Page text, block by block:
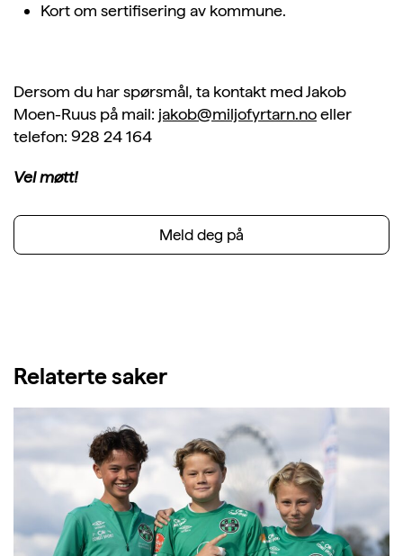
Kort om sertifisering av kommune.
Dersom du har spørsmål, ta kontakt med Jakob
Moen-Ruus på mail: jakob@miljofyrtarn.noeller
telefon: 928 24 164
Vel møtt!
Meld deg på
Relaterte saker